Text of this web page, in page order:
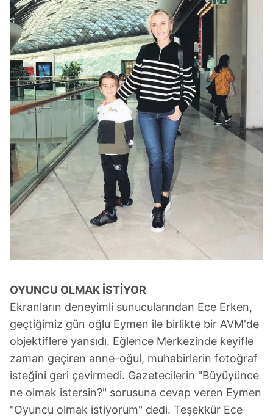
OYUNCU OLMAK İSTİYOR
Ekranların deneyimli sunucularından Ece Erken,
geçtiğimiz gün oğlu Eymen ile birlikte bir AVM'de
objektiflere yansıdı. Eğlence Merkezinde keyifle
zaman geçiren anne-oğul, muhabirlerin fotoğraf
isteğini geri çevirmedi. Gazetecilerin "Büyüyünce
ne olmak istersin?" sorusuna cevap veren Eymen
"Oyuncu olmak istiyorum" dedi. Teşekkür Ece